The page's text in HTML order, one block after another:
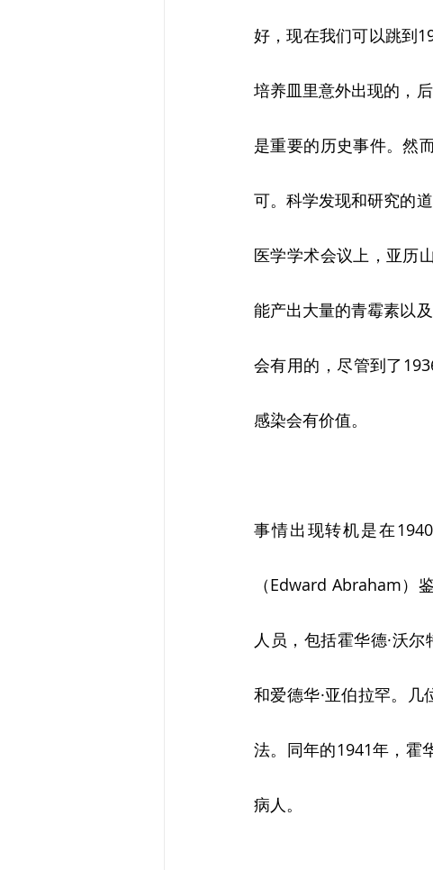
好，现在我们可以跳到
培养皿里意外出现的，
是重要的历史事件。然
可。科学发现和研究的
医学学术会议上，亚历
能产出大量的青霉素以
会有用的，尽管到了
感染会有价值。
事情出现转机是在
（Edward Abraham）
人员，包括霍华德·沃
和爱德华·亚伯拉罕。
法。同年的1941年，霍
病人。